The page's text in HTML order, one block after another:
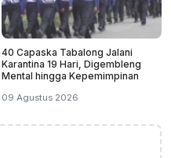
40 Capaska Tabalong Jalani
Karantina 19 Hari, Digembleng
Mental hingga Kepemimpinan
09 Agustus 2026